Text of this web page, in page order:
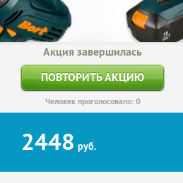
Акция завершилась
ПОВТОРИТЬ АКЦИЮ
Человек проголосовало: 0
2448 руб.